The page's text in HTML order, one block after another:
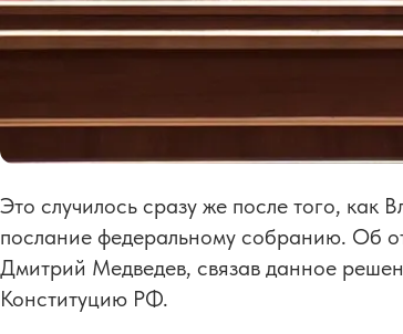
Это случилось сразу же после того, как
послание федеральному собранию. Об
Дмитрий Медведев, связав данное
Конституцию РФ.